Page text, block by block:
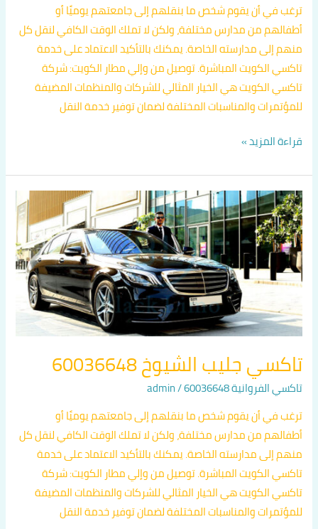
ترغب في أن يقوم شخص ما بنقلهم إلى جامعتهم يوميًا أو
أطفالهم من مدارس مختلفة، ولكن لا تملك الوقت الكافي لنقل كل
منهم إلى مدارسته الخاصة. يمكنك بالتأكيد الاعتماد على خدمة
تاكسي الكويت المباشرة. توصيل من وإلي مطار الكويت: شركة
تاكسي الكويت هي الخيار المثالي للشركات والمنظمات المضيفة
للمؤتمرات والمناسبات المختلفة لضمان توفير خدمة النقل
قراءة المزيد »
تاكسي جليب الشيوخ 60036648
تاكسي الفروانية 60036648 /
admin
ترغب في أن يقوم شخص ما بنقلهم إلى جامعتهم يوميًا أو
أطفالهم من مدارس مختلفة، ولكن لا تملك الوقت الكافي لنقل كل
منهم إلى مدارسته الخاصة. يمكنك بالتأكيد الاعتماد على خدمة
تاكسي الكويت المباشرة. توصيل من وإلي مطار الكويت: شركة
تاكسي الكويت هي الخيار المثالي للشركات والمنظمات المضيفة
للمؤتمرات والمناسبات المختلفة لضمان توفير خدمة النقل
تاكسي
جليب
الشيوخ
60036648